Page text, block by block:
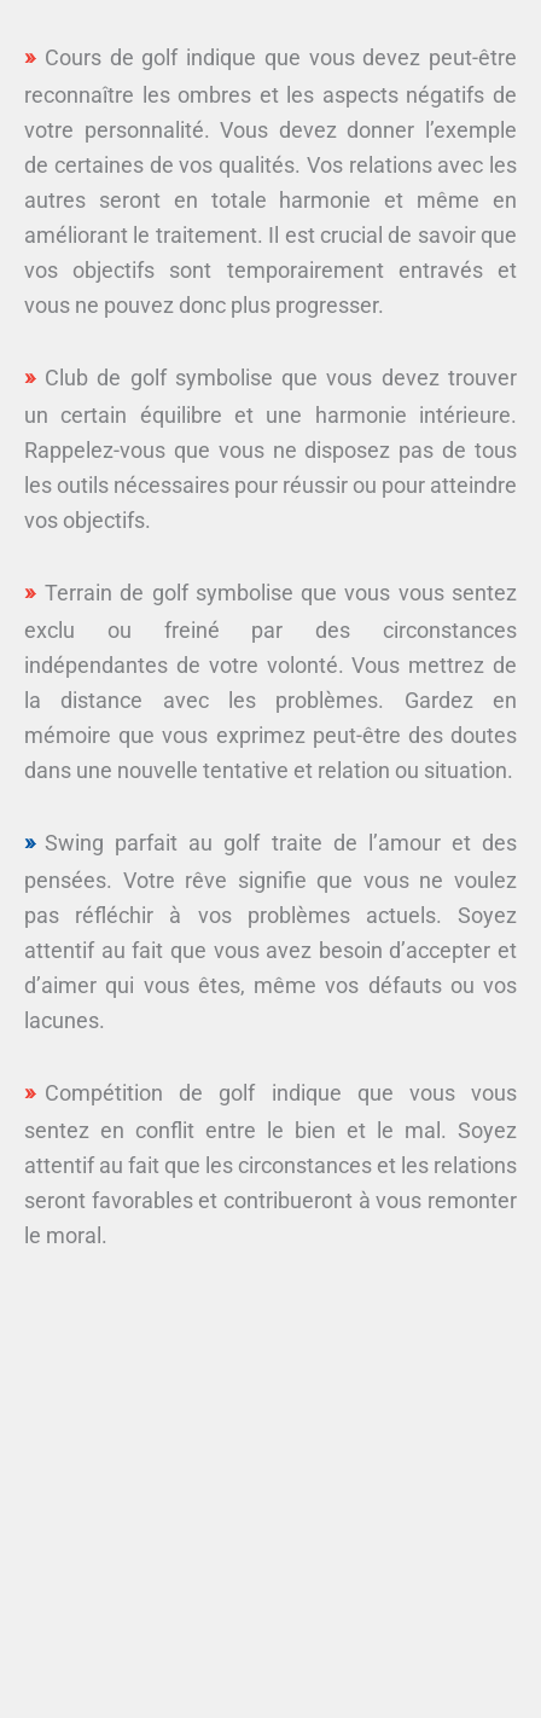
Cours de golf indique que vous devez peut-être
reconnaître les ombres et les aspects négatifs de
votre personnalité. Vous devez donner l’exemple
de certaines de vos qualités. Vos relations avec les
autres seront en totale harmonie et même en
améliorant le traitement. Il est crucial de savoir que
vos objectifs sont temporairement entravés et
vous ne pouvez donc plus progresser.
Club de golf symbolise que vous devez trouver
un certain équilibre et une harmonie intérieure.
Rappelez-vous que vous ne disposez pas de tous
les outils nécessaires pour réussir ou pour atteindre
vos objectifs.
Terrain de golf symbolise que vous vous sentez
exclu ou freiné par des circonstances
indépendantes de votre volonté. Vous mettrez de
la distance avec les problèmes. Gardez en
mémoire que vous exprimez peut-être des doutes
dans une nouvelle tentative et relation ou situation.
Swing parfait au golf traite de l’amour et des
pensées. Votre rêve signifie que vous ne voulez
pas réfléchir à vos problèmes actuels. Soyez
attentif au fait que vous avez besoin d’accepter et
d’aimer qui vous êtes, même vos défauts ou vos
lacunes.
Compétition de golf indique que vous vous
sentez en conflit entre le bien et le mal. Soyez
attentif au fait que les circonstances et les relations
seront favorables et contribueront à vous remonter
le moral.